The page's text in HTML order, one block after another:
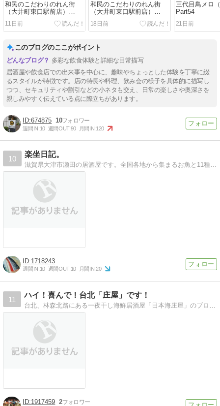
和民のこだわりのれん街
（大井町東口駅前店）
Part49
11日前
和民のこだわりのれん街
（大井町東口駅前店）
Part48
18日前
三代目鳥メロ
Part54
21日前
このブログのここがポイント
多彩な飲食体験と詳細な日常描写
居酒屋や飲食店での出来事を中心に、趣味やちょっとした体験を丁寧に綴
るスタイルが特徴です。店の特長や料理、飲み会の様子を具体的に描写し
つつ、セキュリティや割引などの小ネタも交え、日常の楽しさや奥深さを
親しみやすく伝えている点に際立ちがあります。
674875 10
週間IN:10 週間OUT:90 月間IN:120
10
楽坐日記。
1718243
週間IN:10 週間OUT:10 月間IN:20
11
ハイ！喜んで！台北「庄屋」です！
1917459 2